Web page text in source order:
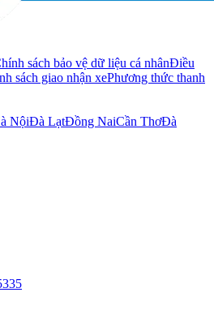
sách bảo vệ dữ liệu cá nhânĐiều
sách giao nhận xePhương thức thanh
NộiĐà LạtĐồng NaiCần ThơĐà